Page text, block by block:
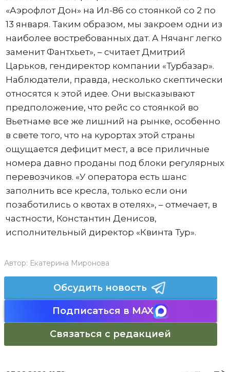
«Аэрофлот Дон» на Ил-86 со стоянкой со 2 по
13 января. Таким образом, мы закроем одни из
наиболее востребованных дат. А Нячанг легко
заменит Фантхьет», – считает Дмитрий
Царьков, гендиректор компании «Турбазар».
Наблюдатели, правда, несколько скептически
относятся к этой идее. Они высказывают
предположение, что рейс со стоянкой во
Вьетнаме все же лишний на рынке, особенно
в свете того, что на курортах этой страны
ощущается дефицит мест, а все приличные
номера давно проданы под блоки регулярных
перевозчиков. «У оператора есть шанс
заполнить все кресла, только если они
позаботились о квотах в отелях», – отмечает, в
частности, Константин Денисов,
исполнительный директор «Квинта Тур».
Автор: Екатерина Миронова
Обсудить новость
Подписаться в MAX
Связаться с редакцией